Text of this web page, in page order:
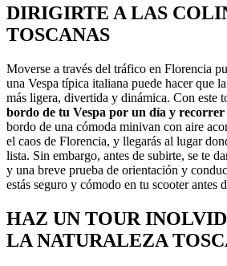
DIRIGIRTE A LAS
TOSCANAS
Moverse a través del tráfico en Florencia
una Vespa típica italiana puede hacer que
más ligera, divertida y dinámica. Con este
bordo de tu Vespa por un día y recorrer
bordo de una cómoda minivan con aire
el caos de Florencia, y llegarás al lugar
lista. Sin embargo, antes de subirte, se te
y una breve prueba de orientación y
estás seguro y cómodo en tu scooter antes
HAZ UN TOUR
LA NATURALEZA